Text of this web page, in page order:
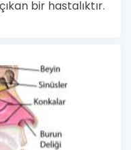
bir hastalıktır.